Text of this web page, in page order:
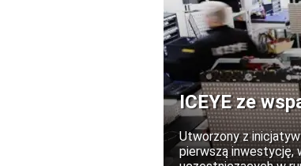
ICEYE ze
Utworzony z
pierwszą inwestycję,